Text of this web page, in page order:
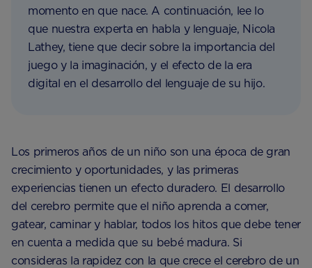
momento en que nace. A continuación, lee lo
que nuestra experta en habla y lenguaje, Nicola
Lathey, tiene que decir sobre la importancia del
juego y la imaginación, y el efecto de la era
digital en el desarrollo del lenguaje de su hijo.
Los primeros años de un niño son una época de gran
crecimiento y oportunidades, y las primeras
experiencias tienen un efecto duradero. El desarrollo
del cerebro permite que el niño aprenda a comer,
gatear, caminar y hablar, todos los hitos que debe tener
en cuenta a medida que su bebé madura. Si
consideras la rapidez con la que crece el cerebro de un